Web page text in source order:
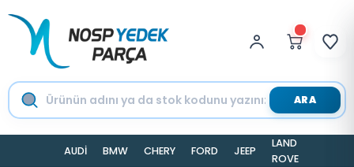
ARA
AUDİ BMW CHERY FORD JEEP
LAND
ROVER